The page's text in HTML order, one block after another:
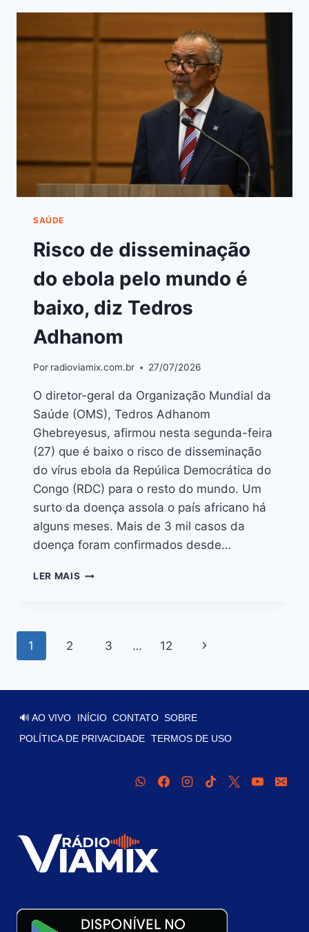
SAÚDE
Risco de disseminação
do ebola pelo mundo é
baixo, diz Tedros
Adhanom
Por radioviamix.com.br 27/07/2026
O diretor-geral da Organização Mundial da
Saúde (OMS), Tedros Adhanom
Ghebreyesus, afirmou nesta segunda-feira
(27) que é baixo o risco de disseminação
do vírus ebola da Repúlica Democrática do
Congo (RDC) para o resto do mundo. Um
surto da doença assola o país africano há
alguns meses. Mais de 3 mil casos da
doença foram confirmados desde…
LER MAIS
1 2 3 … 12
🔊 AO VIVO INÍCIO CONTATO SOBRE
POLÍTICA DE PRIVACIDADE TERMOS DE USO